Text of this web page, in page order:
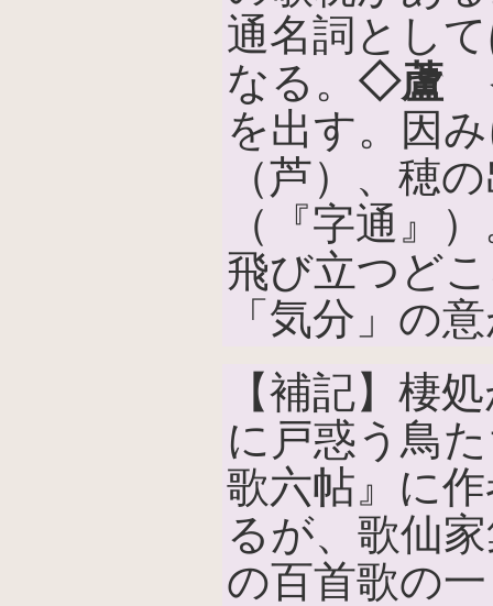
通名詞とし
なる。 ◇蘆
を出す。因
（芦）、穂
（『字通』
飛び立つど
「気分」の
【補記】棲
に戸惑う鳥
歌六帖』に
るが、歌仙
の百首歌の